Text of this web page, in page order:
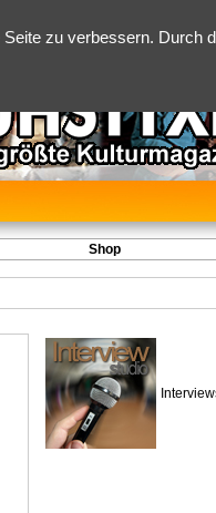
zu verbessern.
Shop